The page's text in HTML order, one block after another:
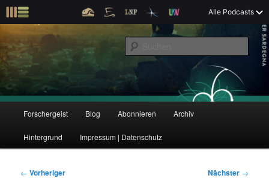
m
p
r
i
ä
Alle Podcasts
Forschergeist
Der Interview-Podcast zu Bildung und Forschung
u
e
p
Z
u
Z
u
Forschergeist Blog Abonnieren Archiv
Hintergrund Impressum | Datenschutz
B
← Vorheriger Nächster →